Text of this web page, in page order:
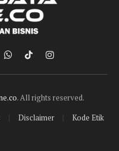
WhatsApp
TikTokInstagram
. All rights reserved.
Disclaimer Kode Etik